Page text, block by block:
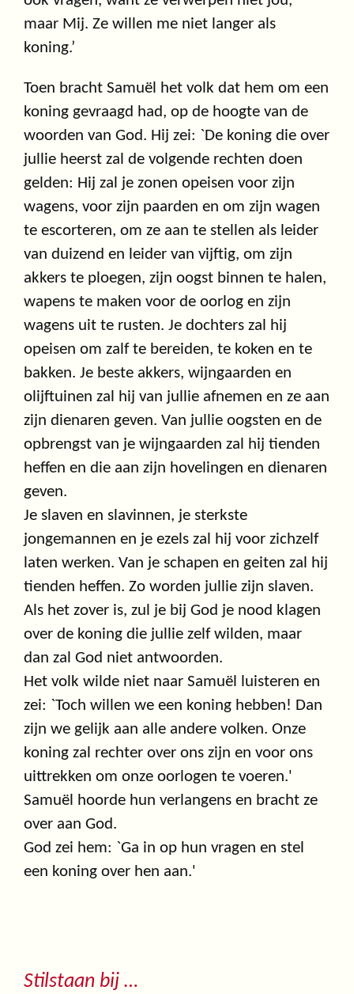
maar Mij. Ze willen me niet langer als
koning.’
Toen bracht Samuël het volk dat hem om een
koning gevraagd had, op de hoogte van de
woorden van God. Hij zei: `De koning die over
jullie heerst zal de volgende rechten doen
gelden: Hij zal je zonen opeisen voor zijn
wagens, voor zijn paarden en om zijn wagen
te escorteren, om ze aan te stellen als leider
van duizend en leider van vijftig, om zijn
akkers te ploegen, zijn oogst binnen te halen,
wapens te maken voor de oorlog en zijn
wagens uit te rusten. Je dochters zal hij
opeisen om zalf te bereiden, te koken en te
bakken. Je beste akkers, wijngaarden en
olijftuinen zal hij van jullie afnemen en ze aan
zijn dienaren geven. Van jullie oogsten en de
opbrengst van je wijngaarden zal hij tienden
heffen en die aan zijn hovelingen en dienaren
geven.
Je slaven en slavinnen, je sterkste
jongemannen en je ezels zal hij voor zichzelf
laten werken. Van je schapen en geiten zal hij
tienden heffen. Zo worden jullie zijn slaven.
Als het zover is, zul je bij God je nood klagen
over de koning die jullie zelf wilden, maar
dan zal God niet antwoorden.
Het volk wilde niet naar Samuël luisteren en
zei: `Toch willen we een koning hebben! Dan
zijn we gelijk aan alle andere volken. Onze
koning zal rechter over ons zijn en voor ons
uittrekken om onze oorlogen te voeren.'
Samuël hoorde hun verlangens en bracht ze
over aan God.
God zei hem: `Ga in op hun vragen en stel
een koning over hen aan.'
Stilstaan bij …